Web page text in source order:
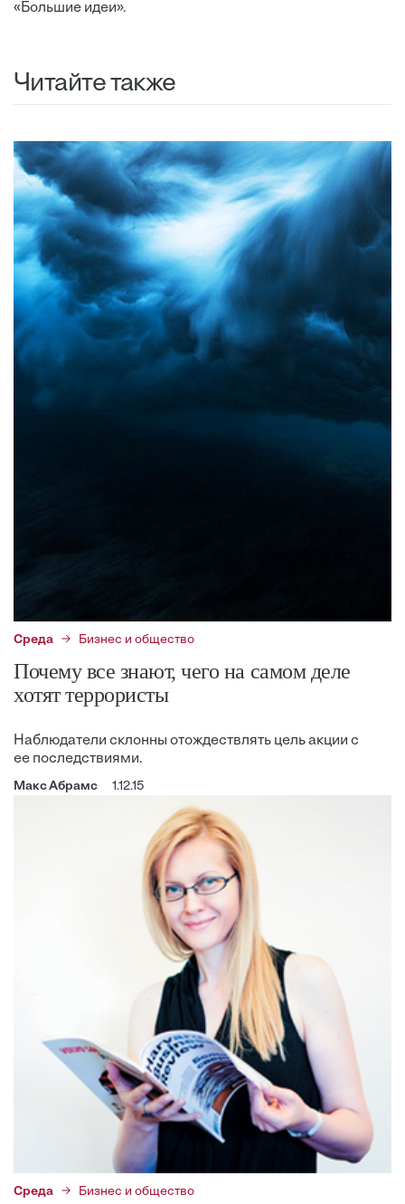
«Большие идеи».
Читайте также
Среда Бизнес и общество
Почему все знают, чего на самом деле
хотят террористы
Наблюдатели склонны отождествлять цель акции с
ее последствиями.
Макс Абрамс 1.12.15
Среда Бизнес и общество